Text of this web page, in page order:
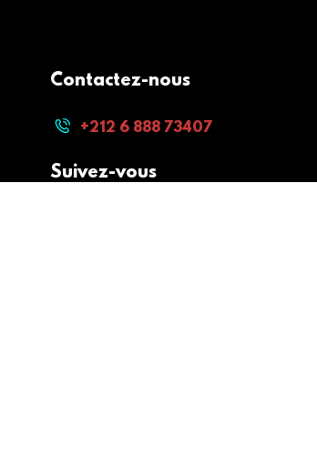
Contactez-nous
+212 6 888 73407
Suivez-vous